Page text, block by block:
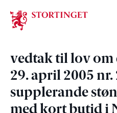
Stortinget.no
vedtak til lov
29. april 2005 nr.
supplerande
med kort butid i